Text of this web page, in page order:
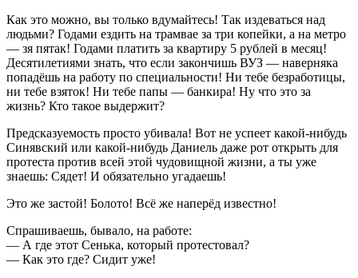
Как это можно, вы только вдумайтесь! Так издеваться над
людьми? Годами ездить на трамвае за три копейки, а на метро
— зя пятак! Годами платить за квартиру 5 рублей в месяц!
Десятилетиями знать, что если закончишь ВУЗ — наверняка
попадёшь на работу по специальности! Ни тебе безработицы,
ни тебе взяток! Ни тебе папы — банкира! Ну что это за
жизнь? Кто такое выдержит?
Предсказуемость просто убивала! Вот не успеет какой-нибудь
Синявский или какой-нибудь Даниель даже рот открыть для
протеста против всей этой чудовищной жизни, а ты уже
знаешь: Сядет! И обязательно угадаешь!
Это же застой! Болото! Всё же наперёд известно!
Спрашиваешь, бывало, на работе:
— А где этот Сенька, который протестовал?
— Как это где? Сидит уже!